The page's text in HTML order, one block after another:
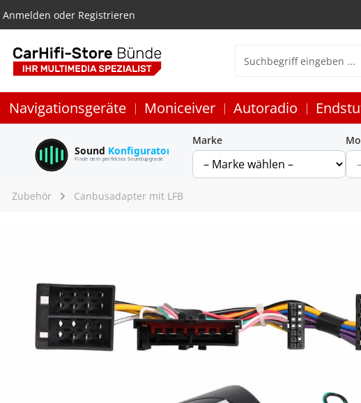
Anmelden oder Registrieren
Navigationsgeräte Moniceiver Autoradio
Sound Konfigurator
Finde dein perfektes Soundupgrade
Marke
Zubehör Canbusadapter mit LFB